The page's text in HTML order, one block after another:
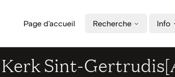
Page d'accueil Recherche Info
Sint-